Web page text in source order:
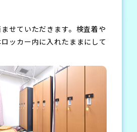
せていただきます。検査着や
ッカー内に入れたままにして